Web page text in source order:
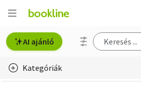
AI ajánló
Kategóriák